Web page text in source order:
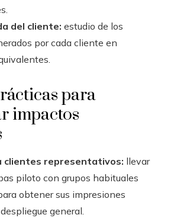
del cliente: estudio de los
por cada cliente en
para
impactos
clientes representativos: llevar
piloto con grupos habituales
obtener sus impresiones
general.